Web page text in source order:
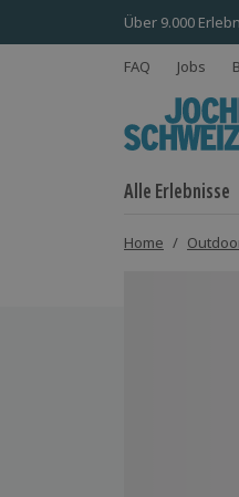
Über 9.000
FAQ Jobs
Alle Erlebnisse
Home /